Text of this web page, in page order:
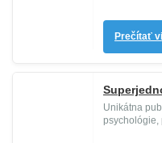
Prečítať
Unikátna
psychológie,